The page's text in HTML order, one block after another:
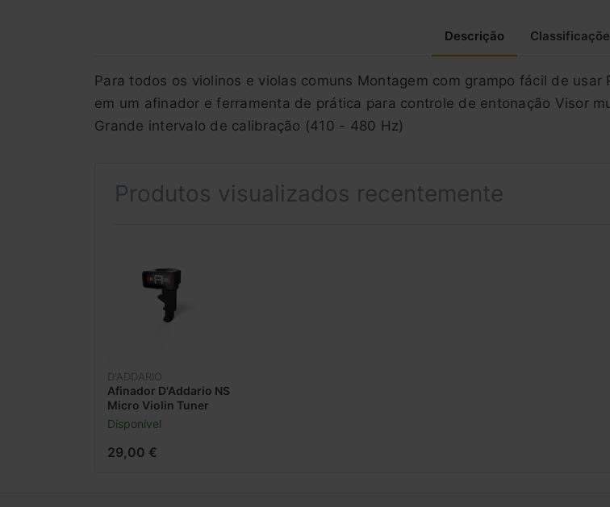
Descrição
Para todos os violinos e violas comuns Montagem com grampo fácil de
em um afinador e ferramenta de prática para controle de entonação Visor
Grande intervalo de calibração (410 - 480 Hz)
Produtos visualizados recentemente
D'ADDARIO
Afinador D'Addario NS
Micro Violin Tuner
PW-CT-14
Disponível
29,00 €